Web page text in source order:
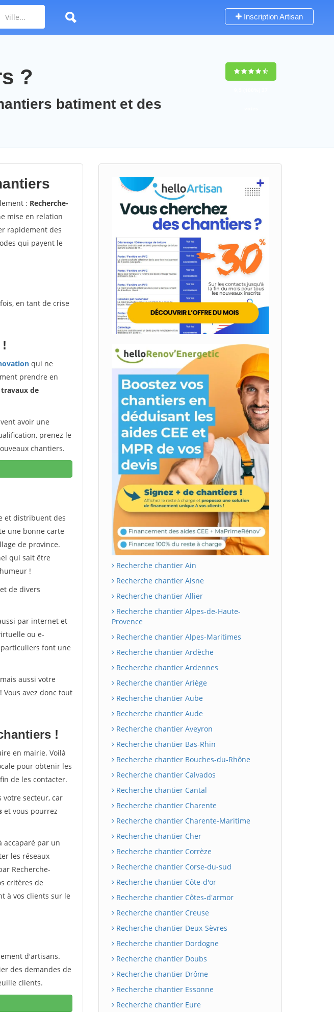
Inscription Artisan
?
batiment et des
: Recherche-
mise en relation
rapidement des
qui payent le
en tant de crise
qui ne
prendre en
travaux de
avoir une
prenez le
chantiers.
et distribuent des
une bonne carte
de province.
qui sait être
!
de divers
par internet et
ou e-
font une
aussi votre
avez donc tout
!
en mairie. Voilà
pour obtenir les
de les contacter.
votre secteur, car
et vous pourrez
accaparé par un
les réseaux
Recherche-
critères de
à vos clients sur le
d'artisans.
des demandes de
clients.
Recherche chantier Ain
Recherche chantier Aisne
Recherche chantier Allier
Recherche chantier Alpes-de-Haute-
Provence
Recherche chantier Alpes-Maritimes
Recherche chantier Ardèche
Recherche chantier Ardennes
Recherche chantier Ariège
Recherche chantier Aube
Recherche chantier Aude
Recherche chantier Aveyron
Recherche chantier Bas-Rhin
Recherche chantier Bouches-du-Rhône
Recherche chantier Calvados
Recherche chantier Cantal
Recherche chantier Charente
Recherche chantier Charente-Maritime
Recherche chantier Cher
Recherche chantier Corrèze
Recherche chantier Corse-du-sud
Recherche chantier Côte-d'or
Recherche chantier Côtes-d'armor
Recherche chantier Creuse
Recherche chantier Deux-Sèvres
Recherche chantier Dordogne
Recherche chantier Doubs
Recherche chantier Drôme
Recherche chantier Essonne
Recherche chantier Eure